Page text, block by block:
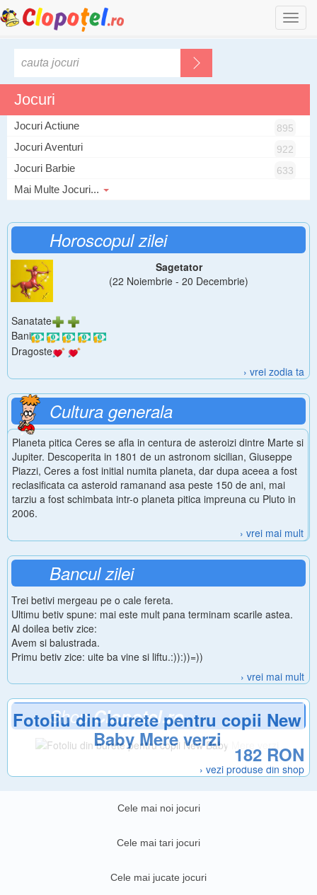
Jocuri
Jocuri Actiune 895
Jocuri Aventuri 922
Jocuri Barbie 633
Mai Multe Jocuri...
Horoscopul zilei
Sagetator
(22 Noiembrie - 20 Decembrie)
Sanatate
Bani
Dragoste
› vrei zodia ta
Cultura generala
Planeta pitica Ceres se afla in centura de asteroizi dintre Marte si
Jupiter. Descoperita in 1801 de un astronom sicilian, Giuseppe
Piazzi, Ceres a fost initial numita planeta, dar dupa aceea a fost
reclasificata ca asteroid ramanand asa peste 150 de ani, mai
tarziu a fost schimbata intr-o planeta pitica impreuna cu Pluto in
2006.
› vrei mai mult
Bancul zilei
Trei betivi mergeau pe o cale fereta.
Ultimu betiv spune: mai este mult pana terminam scarile astea.
Al doilea betiv zice:
Avem si balustrada.
Primu betiv zice: uite ba vine si liftu.:)):))=))
› vrei mai mult
ShopClopotel.ro
Fotoliu din burete pentru copii New
Baby Mere verzi
182 RON
› vezi produse din shop
Cele mai noi jocuri
Cele mai tari jocuri
Cele mai jucate jocuri